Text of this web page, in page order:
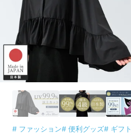
# ファッション# 便利グッズ# ギフト